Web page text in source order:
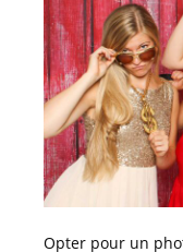
Opter pour un